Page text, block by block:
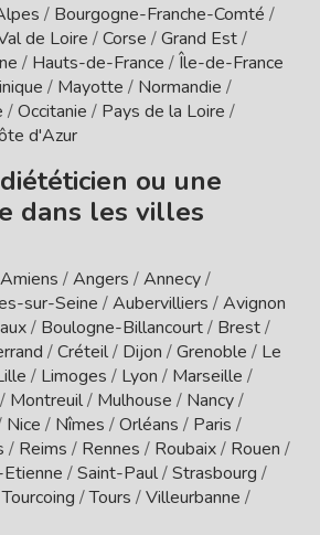
/ Bourgogne-Franche-Comté /
de Loire /Corse /Grand Est/
/ Hauts-de-France /Île-de-France
/ Mayotte / Normandie /
/Occitanie / Pays de la Loire /
d'Azur
ou une
dans les villes
Amiens /Angers /Annecy/
sur-Seine /Aubervilliers /Avignon
/ Boulogne-Billancourt/ Brest/
/Créteil/ Dijon /Grenoble / Le
/ Limoges / Lyon / Marseille /
/ Montreuil/ Mulhouse / Nancy/
Nice / Nîmes /Orléans / Paris /
/ Reims / Rennes / Roubaix/ Rouen /
/Saint-Paul/Strasbourg /
Tourcoing /Tours /Villeurbanne /